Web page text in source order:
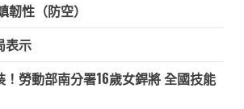
性（防空）
表示
勞動部南分署16歲女銲將 全國技能